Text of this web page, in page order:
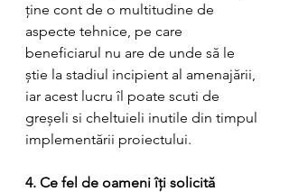
ține cont de o multitudine de
aspecte tehnice, pe care
beneficiarul nu are de unde să le
știe la stadiul incipient al amenajării,
iar acest lucru îl poate scuti de
greșeli si cheltuieli inutile din timpul
implementării proiectului.
4. Ce fel de oameni îți solicită